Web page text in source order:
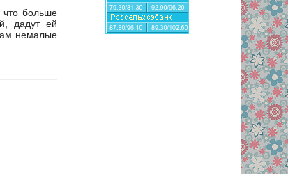
больше
дадут ей
немалые